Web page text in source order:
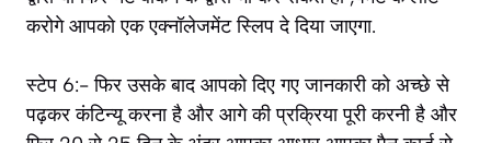
करोगे आपको एक एक्नॉलेजमेंट स्लिप दे दिया जाएगा.
स्टेप 6:- फिर उसके बाद आपको दिए गए जानकारी को अच्छे से
पढ़कर कंटिन्यू करना है और आगे की प्रक्रिया पूरी करनी है और